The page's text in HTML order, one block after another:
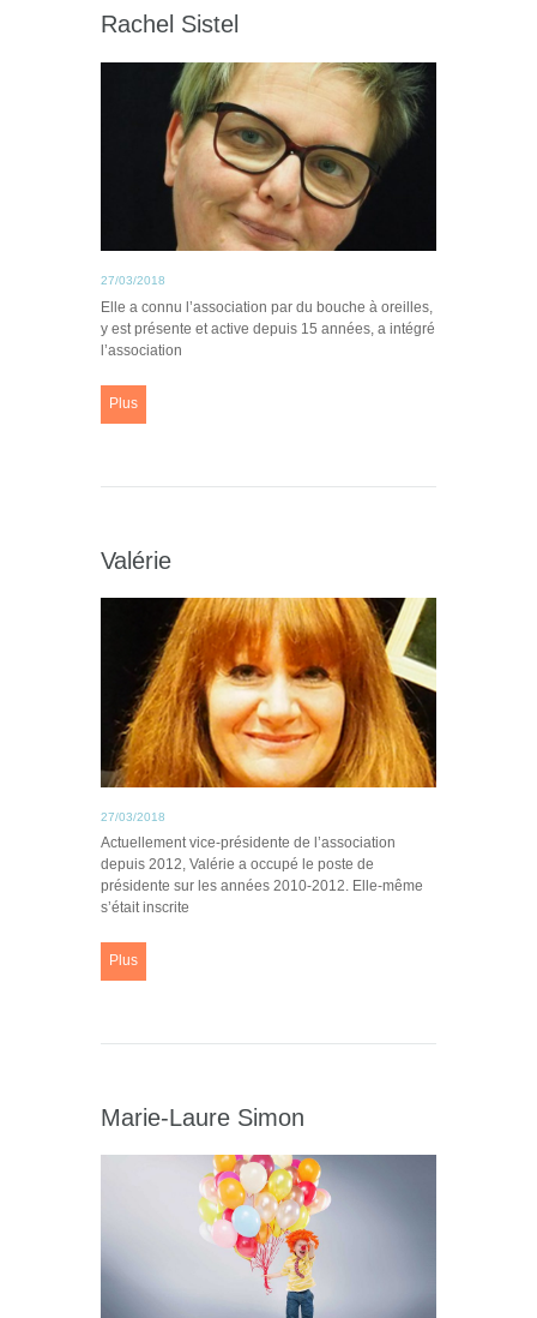
Rachel Sistel
27/03/2018
Elle a connu l’association par du bouche à oreilles,
y est présente et active depuis 15 années, a intégré
l’association
Plus
Valérie
27/03/2018
Actuellement vice-présidente de l’association
depuis 2012, Valérie a occupé le poste de
présidente sur les années 2010-2012. Elle-même
s’était inscrite
Plus
Marie-Laure Simon